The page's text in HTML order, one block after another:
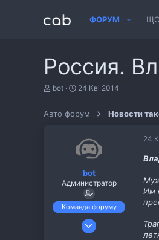
ФОРУМ
Россия.
А
о
bot
Д
а
в
о
н
я
24 Кві 2014
Авто форум Новости
bot
Администратор
Команда форуму
6 Лис 2013
24
Им